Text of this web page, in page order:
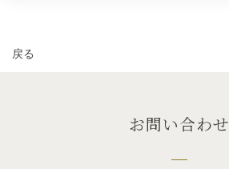
戻る
お問い合わせ